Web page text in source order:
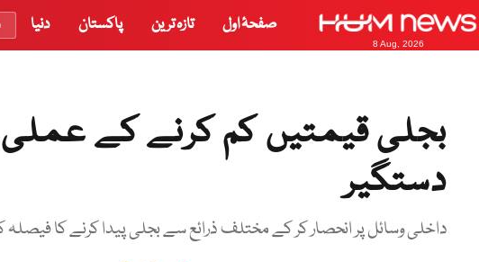
8 Aug, 2026
صفحۂ اول تازہ ترین پاکستان دنیا
بجلی قیمتیں کم کرنے کے عملی
دستگیر
داخلی وسائل پر انحصار کر کے مختلف ذرائع سے بجلی پیدا کرنے کا فیصلہ